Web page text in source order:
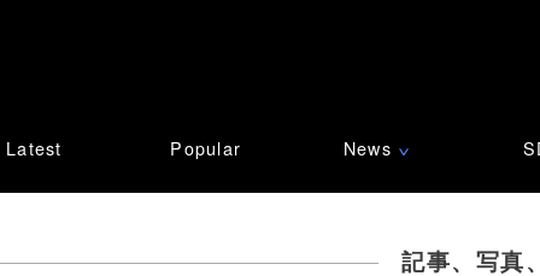
Latest Popular News ∨
記事、写真